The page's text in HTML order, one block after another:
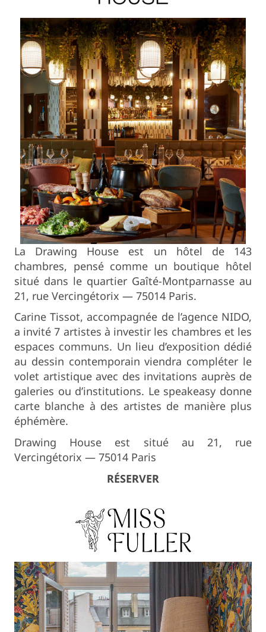
La Drawing House est un hôtel de 143
chambres, pensé comme un boutique hôtel
situé dans le quartier Gaîté-Montparnasse au
21, rue Vercingétorix — 75014 Paris.
Carine Tissot, accompagnée de l’agence NIDO,
a invité 7 artistes à investir les chambres et les
espaces communs. Un lieu d’exposition dédié
au dessin contemporain viendra compléter le
volet artistique avec des invitations auprès de
galeries ou d’institutions. Le speakeasy donne
carte blanche à des artistes de manière plus
éphémère.
Drawing House est situé au 21, rue
Vercingétorix — 75014 Paris
RÉSERVER